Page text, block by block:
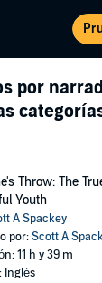
por
Throw: The
Youth
A Spackey
por:Scott A
11 h y 39 m
Inglés